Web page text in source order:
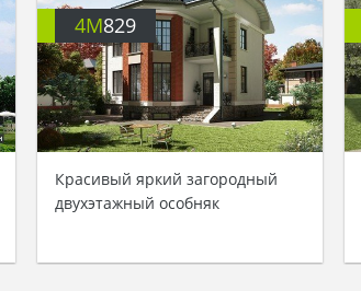
4M829
Красивый яркий загородный
двухэтажный особняк